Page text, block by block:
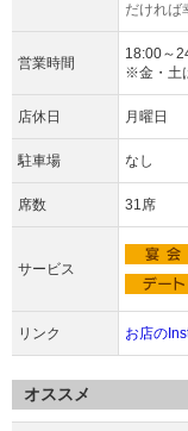
だければ
営業時間
18:00～
※金・土
店休日 月曜日
駐車場 なし
席数 31席
サービス
リンク お店の
オススメ